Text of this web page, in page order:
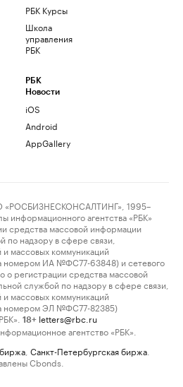
РБК Курсы
Школа
управления
РБК
РБК
Новости
iOS
Android
AppGallery
1995–
информационного агентства «РБК»
средства массовой информации
по надзору в сфере связи,
массовых коммуникаций
номером ИА №ФС77-63848) и сетевого
о регистрации средства массовой
службой по надзору в сфере связи,
массовых коммуникаций
номером ЭЛ №ФС77-82385)
18+ letters@rbc.ru
агентство «РБК».
Санкт-Петербургская биржа
Cbonds.